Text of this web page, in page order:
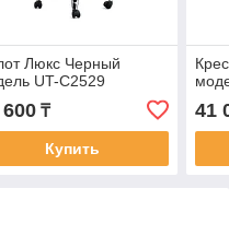
Люкс Черный
UT-C2529
₸
Купить
41